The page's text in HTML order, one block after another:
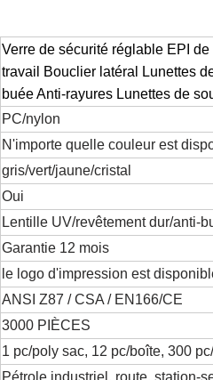
Verre de sécurité réglable EPI
travail Bouclier latéral Lunettes
buée Anti-rayures Lunettes de
PC/nylon
N'importe quelle couleur est
gris/vert/jaune/cristal
Oui
Lentille UV/revêtement dur/anti-
Garantie 12 mois
le logo d'impression est
ANSI Z87 / CSA / EN166/CE
3000 PIÈCES
1 pc/poly sac, 12 pc/boîte, 300
Pétrole industriel, route, station-